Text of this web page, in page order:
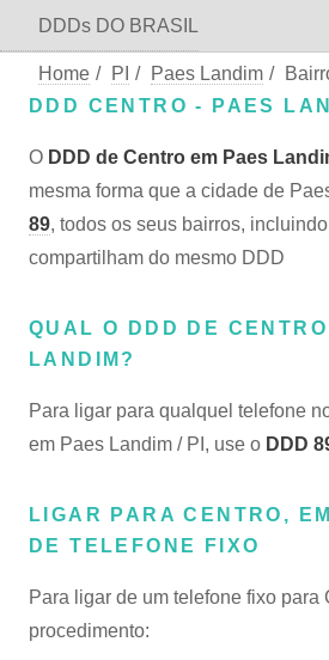
DDDs DO BRASIL
Home / PI / Paes Landim /
DDD CENTRO - PAES
O DDD de Centro em Paes
mesma forma que a cidade de
89, todos os seus bairros,
compartilham do mesmo DDD
QUAL O DDD DE
LANDIM?
Para ligar para qualquel telefone
em Paes Landim / PI, use o DDD
LIGAR PARA CENTRO,
DE TELEFONE FIXO
Para ligar de um telefone fixo para
procedimento: